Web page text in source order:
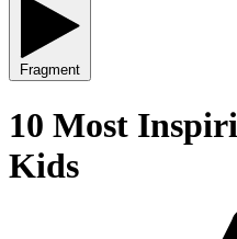
Fragment
10 Most
Kids